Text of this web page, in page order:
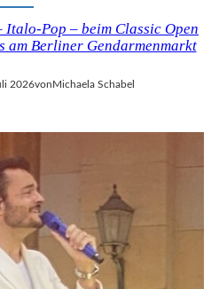
Pop – beim Classic Open
am Berliner Gendarmenmarkt
2026von Michaela Schabel